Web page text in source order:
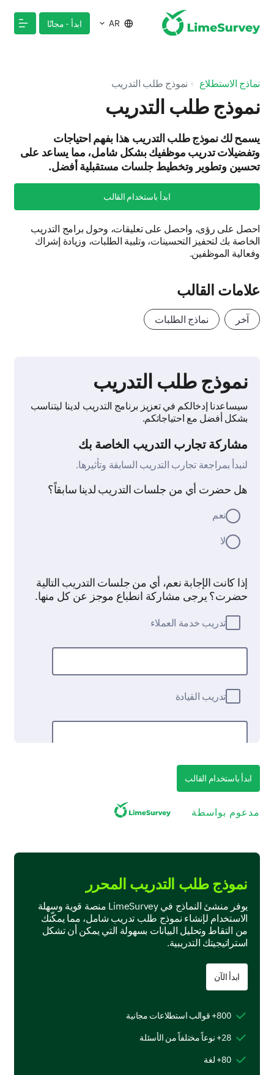
AR ابدأ - مجانًا
نماذج الاستطلاع نموذج طلب التدريب
نموذج طلب التدريب
يسمح لك نموذج طلب التدريب هذا بفهم احتياجات
وتفضيلات تدريب موظفيك بشكل شامل، مما يساعد على
تحسين وتطوير وتخطيط جلسات مستقبلية أفضل.
ابدأ باستخدام القالب
احصل على رؤى، واحصل على تعليقات، وحول برامج التدريب
الخاصة بك لتحفيز التحسينات، وتلبية الطلبات، وزيادة إشراك
وفعالية الموظفين.
علامات القالب
آخر نماذج الطلبات
نموذج طلب التدريب
سيساعدنا إدخالكم في تعزيز برنامج التدريب لدينا ليتناسب
بشكل أفضل مع احتياجاتكم.
مشاركة تجارب التدريب الخاصة بك
لنبدأ بمراجعة تجارب التدريب السابقة وتأثيرها.
هل حضرت أي من جلسات التدريب لدينا سابقاً؟
نعم
لا
إذا كانت الإجابة نعم، أي من جلسات التدريب التالية
حضرت؟ يرجى مشاركة انطباع موجز عن كل منها.
تدريب خدمة العملاء
تدريب القيادة
تدريب فعالية المبيعات
يرجى تقييم موافقتك على العبارات التالية حول
جلسات التدريب السابقة.
أوافق بشدة
كان محتوى التدريب ذو صلة وفي الوقت المناسب.
كان المدربون على دراية وجاذبية.
ابدأ باستخدام القالب
مدعوم بواسطة
نموذج طلب التدريب المحرر
يوفر منشئ النماذج في LimeSurvey منصة قوية وسهلة
الاستخدام لإنشاء نموذج طلب تدريب شامل، مما يمكّنك
من التقاط وتحليل البيانات بسهولة التي يمكن أن تشكل
استراتيجيتك التدريبية.
ابدأ الآن
800+ قوالب استطلاعات مجانية
28+ نوعاً مختلفاً من الأسئلة
80+ لغة